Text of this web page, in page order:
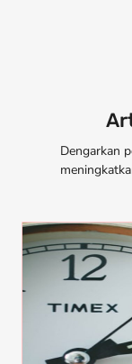
Dengarkan